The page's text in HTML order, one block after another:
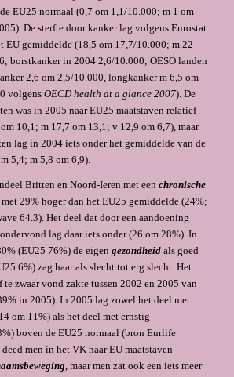
EU25 normaal (0,7 om 1,1/10.000; m 1 om
De sterfte door kanker lag volgens Eurostat
EU gemiddelde (18,5 om 17,7/10.000; m 22
borstkanker in 2004 2,6/10.000; OESO landen
2,6 om 2,5/10.000, longkanker m 6,5 om
volgens OECD health at a glance 2007). De
was in 2005 naar EU25 maatstaven relatief
10,1; m 17,7 om 13,1; v 12,9 om 6,7), maar
lag in 2004 iets onder het gemiddelde van de
5,4; m 5,8 om 6,9).
Britten en Noord-Ieren met een chronische
29% hoger dan het EU25 gemiddelde (24%;
64.3). Het deel dat door een aandoening
lag daar iets onder (26 om 28%). In
(EU25 76%) de eigen gezondheidals goed
6%) zag haar als slecht tot erg slecht. Het
zwaar vond zakte tussen 2002 en 2005 van
in 2005). In 2005 lag zowel het deel met
om 11%) als het deel met ernstig
boven de EU25 normaal (bron Eurlife
men in het VK naar EU maatstaven
, maar men zat ook een iets meer